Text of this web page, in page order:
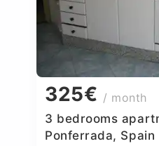
325€ / month
3 bedrooms
Ponferrada, Spain